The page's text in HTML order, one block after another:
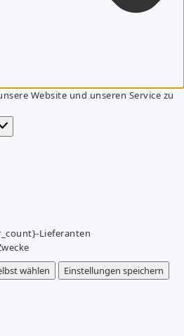
Website und unseren Service zu
Lieferanten
wählen
Einstellungen speichern